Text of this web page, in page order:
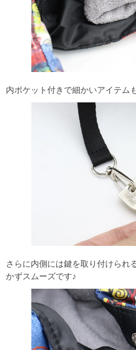
内ポケット付きで細かいアイテム
さらに内側には鍵を取り付けられ
かずスムーズです♪